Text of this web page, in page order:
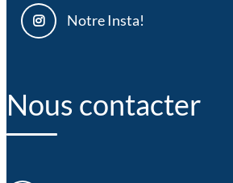
Notre Insta!
Nous contacter